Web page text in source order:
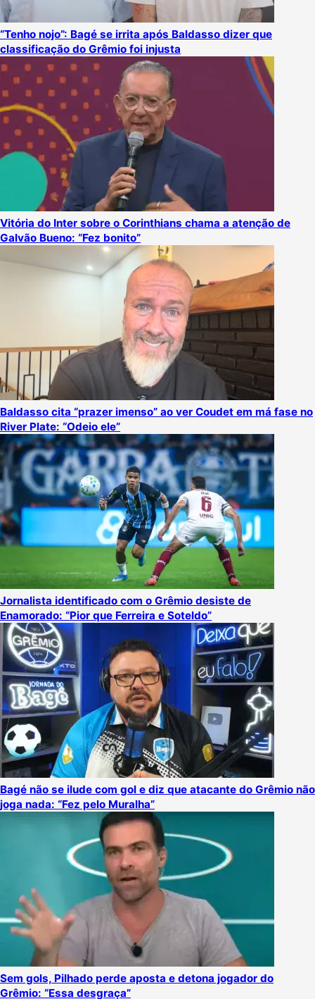
“Tenho nojo”: Bagé se irrita após Baldasso dizer que
classificação do Grêmio foi injusta
Vitória do Inter sobre o Corinthians chama a atenção de
Galvão Bueno: “Fez bonito”
Baldasso cita “prazer imenso” ao ver Coudet em má fase no
River Plate: “Odeio ele”
Jornalista identificado com o Grêmio desiste de
Enamorado: “Pior que Ferreira e Soteldo”
Bagé não se ilude com gol e diz que atacante do Grêmio não
joga nada: “Fez pelo Muralha”
Sem gols, Pilhado perde aposta e detona jogador do
Grêmio: “Essa desgraça”